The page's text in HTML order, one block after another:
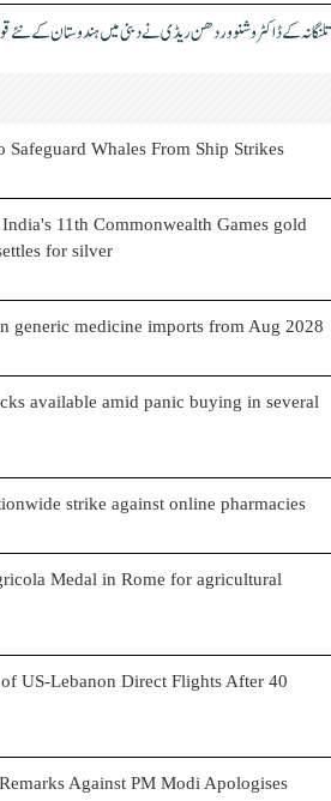
تلنگانہ کے ڈاکٹر وشنو وردھن ریڈی نے دبئی میں ہندوستان کے نئے
Safeguard Whales From Ship Strikes
11th Commonwealth Games gold
for silver
generic medicine imports from Aug 2028
available amid panic buying in several
strike against online pharmacies
Medal in Rome for agricultural
US-Lebanon Direct Flights After 40
Against PM Modi Apologises